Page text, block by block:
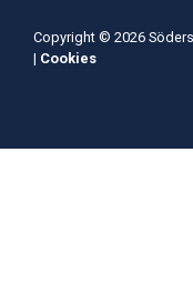
Copyright © 2026
| Cookies